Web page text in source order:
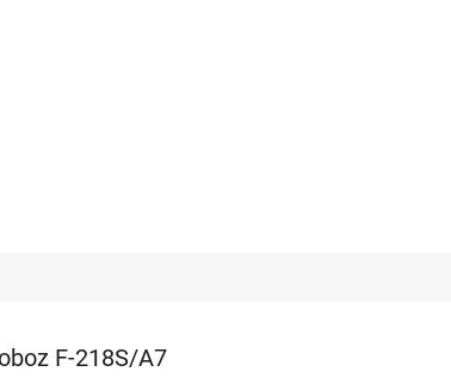
F-218S/A7